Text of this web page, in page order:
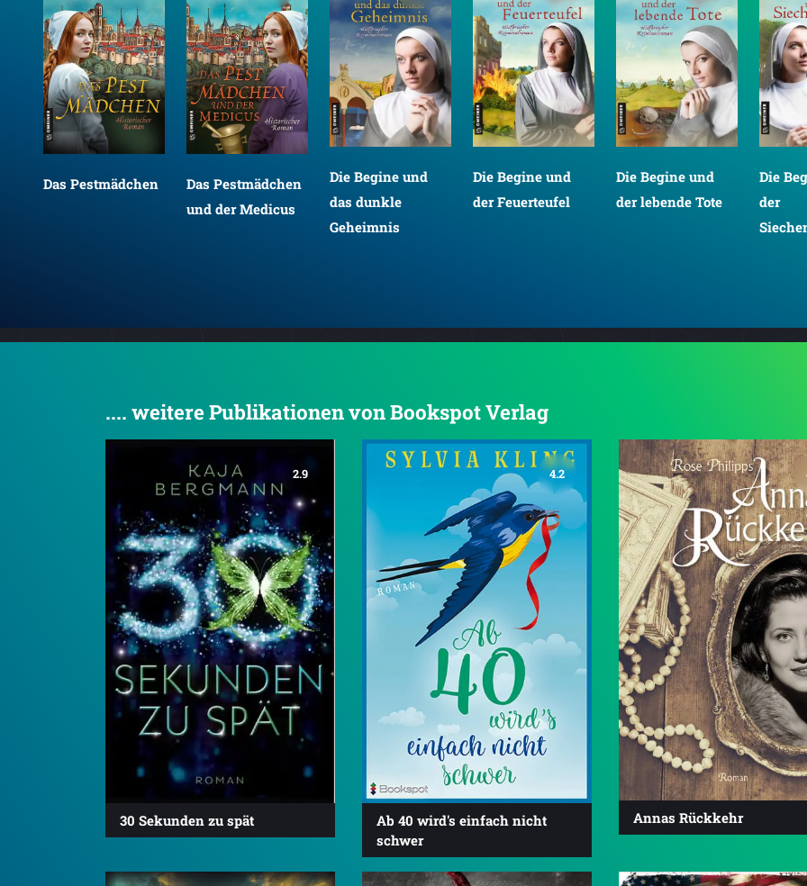
Das Pestmädchen
Das Pestmädchen
und der Medicus
Die Begine und
das dunkle
Geheimnis
Die Begine und
der Feuerteufel
Die Begine und
der lebende Tote
Die
der
.... weitere Publikationen von Bookspot Verlag
2.9
30 Sekunden zu spät
4.2
Ab 40 wird's einfach nicht
schwer
Annas Rückkehr